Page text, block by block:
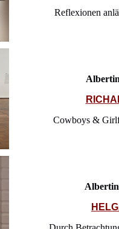
Reflexionen
Cowboys &